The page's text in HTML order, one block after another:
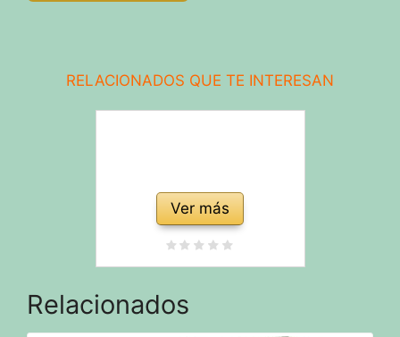
RELACIONADOS QUE TE INTERESAN
Ver más
Relacionados